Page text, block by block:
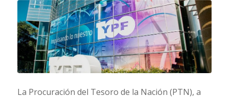
La Procuración del Tesoro de la Nación (PTN), a